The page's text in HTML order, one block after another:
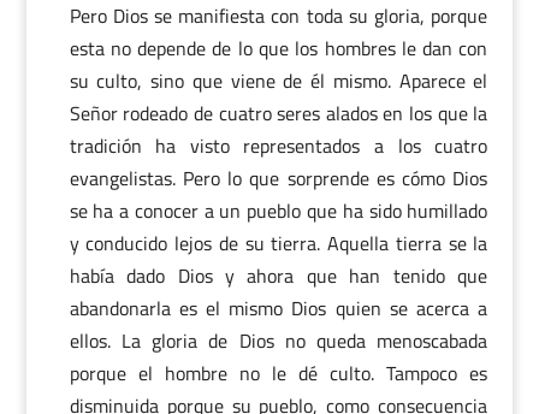
Pero Dios se manifiesta con toda su gloria, porque
esta no depende de lo que los hombres le dan con
su culto, sino que viene de él mismo. Aparece el
Señor rodeado de cuatro seres alados en los que la
tradición ha visto representados a los cuatro
evangelistas. Pero lo que sorprende es cómo Dios
se ha a conocer a un pueblo que ha sido humillado
y conducido lejos de su tierra. Aquella tierra se la
había dado Dios y ahora que han tenido que
abandonarla es el mismo Dios quien se acerca a
ellos. La gloria de Dios no queda menoscabada
porque el hombre no le dé culto. Tampoco es
disminuida porque su pueblo, como consecuencia